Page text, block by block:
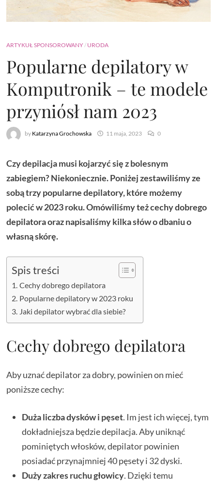
ARTYKUŁ SPONSOROWANY/ URODA
Popularne depilatory w
Komputronik – te modele
przyniósł nam 2023
by Katarzyna Grochowska 11 maja, 2023 0
Czy depilacja musi kojarzyć się z bolesnym
zabiegiem? Niekoniecznie. Poniżej zestawiliśmy ze
sobą trzy popularne depilatory, które możemy
polecić w 2023 roku. Omówiliśmy też cechy dobrego
depilatora oraz napisaliśmy kilka słów o dbaniu o
własną skórę.
Spis treści
Cechy dobrego depilatora
Popularne depilatory w 2023 roku
Jaki depilator wybrać dla siebie?
Cechy dobrego depilatora
Aby uznać depilator za dobry, powinien on mieć
poniższe cechy:
Duża liczba dysków i pęset. Im jest ich więcej, tym
dokładniejsza będzie depilacja. Aby uniknąć
pominiętych włosków, depilator powinien
posiadać przynajmniej 40 pęsety i 32 dyski.
Duży zakres ruchu głowicy. Dzięki temu